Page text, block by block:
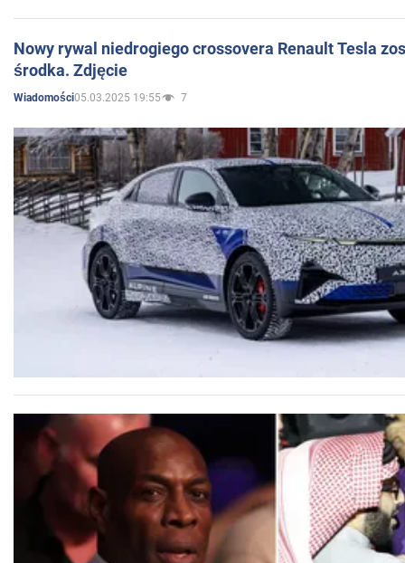
Nowy rywal niedrogiego crossovera Renault Tesla
środka. Zdjęcie
Wiadomości05.03.2025 19:55 7